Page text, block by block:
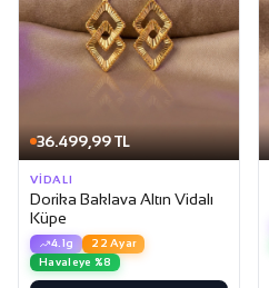
36.499,99 TL
VIDALI
Dorika Baklava Altın Vidalı
Küpe
4.1g
22 Ayar
Havaleye %8